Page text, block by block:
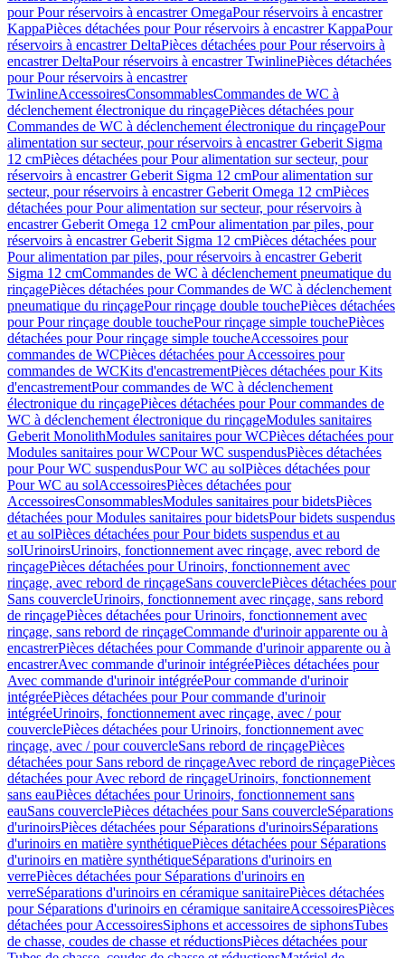
pour Pour réservoirs à encastrer OmegaPour réservoirs à encastrer
KappaPièces détachées pour Pour réservoirs à encastrer KappaPour
réservoirs à encastrer DeltaPièces détachées pour Pour réservoirs à
encastrer DeltaPour réservoirs à encastrer TwinlinePièces détachées
pour Pour réservoirs à encastrer
TwinlineAccessoiresConsommablesCommandes de WC à
déclenchement électronique du rinçagePièces détachées pour
Commandes de WC à déclenchement électronique du rinçagePour
alimentation sur secteur, pour réservoirs à encastrer Geberit Sigma
12 cmPièces détachées pour Pour alimentation sur secteur, pour
réservoirs à encastrer Geberit Sigma 12 cmPour alimentation sur
secteur, pour réservoirs à encastrer Geberit Omega 12 cmPièces
détachées pour Pour alimentation sur secteur, pour réservoirs à
encastrer Geberit Omega 12 cmPour alimentation par piles, pour
réservoirs à encastrer Geberit Sigma 12 cmPièces détachées pour
Pour alimentation par piles, pour réservoirs à encastrer Geberit
Sigma 12 cmCommandes de WC à déclenchement pneumatique du
rinçagePièces détachées pour Commandes de WC à déclenchement
pneumatique du rinçagePour rinçage double touchePièces détachées
pour Pour rinçage double touchePour rinçage simple touchePièces
détachées pour Pour rinçage simple toucheAccessoires pour
commandes de WCPièces détachées pour Accessoires pour
commandes de WCKits d'encastrementPièces détachées pour Kits
d'encastrementPour commandes de WC à déclenchement
électronique du rinçagePièces détachées pour Pour commandes de
WC à déclenchement électronique du rinçageModules sanitaires
Geberit MonolithModules sanitaires pour WCPièces détachées pour
Modules sanitaires pour WCPour WC suspendusPièces détachées
pour Pour WC suspendusPour WC au solPièces détachées pour
Pour WC au solAccessoiresPièces détachées pour
AccessoiresConsommablesModules sanitaires pour bidetsPièces
détachées pour Modules sanitaires pour bidetsPour bidets suspendus
et au solPièces détachées pour Pour bidets suspendus et au
solUrinoirsUrinoirs, fonctionnement avec rinçage, avec rebord de
rinçagePièces détachées pour Urinoirs, fonctionnement avec
rinçage, avec rebord de rinçageSans couverclePièces détachées pour
Sans couvercleUrinoirs, fonctionnement avec rinçage, sans rebord
de rinçagePièces détachées pour Urinoirs, fonctionnement avec
rinçage, sans rebord de rinçageCommande d'urinoir apparente ou à
encastrerPièces détachées pour Commande d'urinoir apparente ou à
encastrerAvec commande d'urinoir intégréePièces détachées pour
Avec commande d'urinoir intégréePour commande d'urinoir
intégréePièces détachées pour Pour commande d'urinoir
intégréeUrinoirs, fonctionnement avec rinçage, avec / pour
couverclePièces détachées pour Urinoirs, fonctionnement avec
rinçage, avec / pour couvercleSans rebord de rinçagePièces
détachées pour Sans rebord de rinçageAvec rebord de rinçagePièces
détachées pour Avec rebord de rinçageUrinoirs, fonctionnement
sans eauPièces détachées pour Urinoirs, fonctionnement sans
eauSans couverclePièces détachées pour Sans couvercleSéparations
d'urinoirsPièces détachées pour Séparations d'urinoirsSéparations
d'urinoirs en matière synthétiquePièces détachées pour Séparations
d'urinoirs en matière synthétiqueSéparations d'urinoirs en
verrePièces détachées pour Séparations d'urinoirs en
verreSéparations d'urinoirs en céramique sanitairePièces détachées
pour Séparations d'urinoirs en céramique sanitaireAccessoiresPièces
détachées pour AccessoiresSiphons et accessoires de siphonsTubes
de chasse, coudes de chasse et réductionsPièces détachées pour